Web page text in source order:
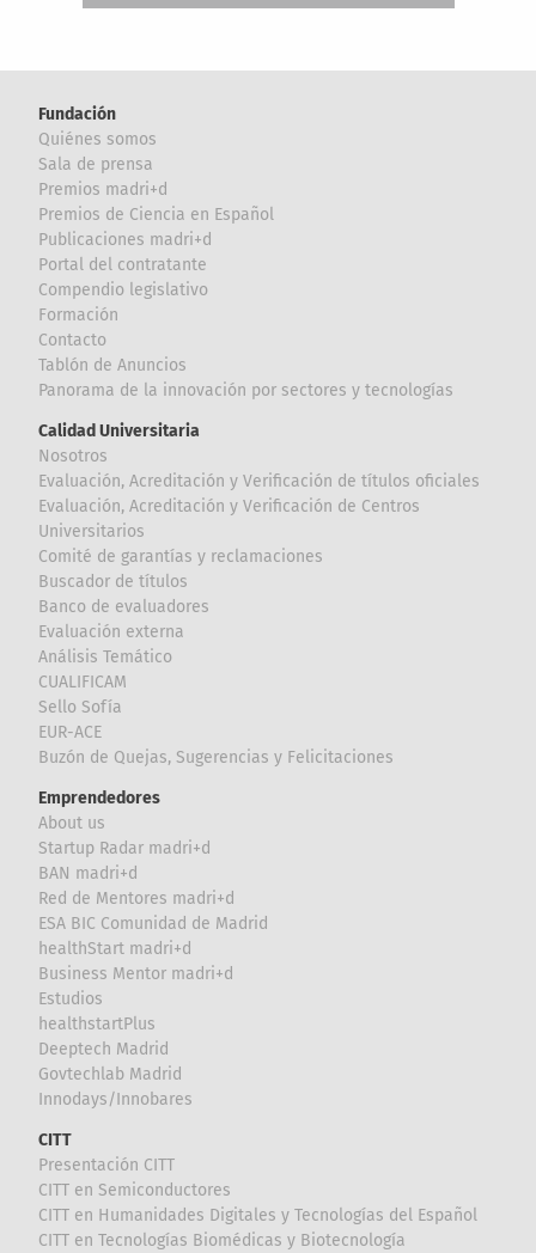
Fundación
Quiénes somos
Sala de prensa
Premios madri+d
Premios de Ciencia en Español
Publicaciones madri+d
Portal del contratante
Compendio legislativo
Formación
Contacto
Tablón de Anuncios
Panorama de la innovación por sectores y tecnologías
Calidad Universitaria
Nosotros
Evaluación, Acreditación y Verificación de títulos oficiales
Evaluación, Acreditación y Verificación de Centros
Universitarios
Comité de garantías y reclamaciones
Buscador de títulos
Banco de evaluadores
Evaluación externa
Análisis Temático
CUALIFICAM
Sello Sofía
EUR-ACE
Buzón de Quejas, Sugerencias y Felicitaciones
Emprendedores
About us
Startup Radar madri+d
BAN madri+d
Red de Mentores madri+d
ESA BIC Comunidad de Madrid
healthStart madri+d
Business Mentor madri+d
Estudios
healthstartPlus
Deeptech Madrid
Govtechlab Madrid
Innodays/Innobares
CITT
Presentación CITT
CITT en Semiconductores
CITT en Humanidades Digitales y Tecnologías del Español
CITT en Tecnologías Biomédicas y Biotecnología